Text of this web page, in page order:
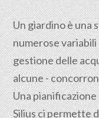
Un giardino è una
numerose variabili
gestione delle
alcune -
Una
Silius ci permette